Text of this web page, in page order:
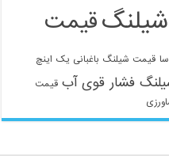
قیمت
قیمت شیلنگ باغبانی یک اینچ
فشار قوی آب قیمت